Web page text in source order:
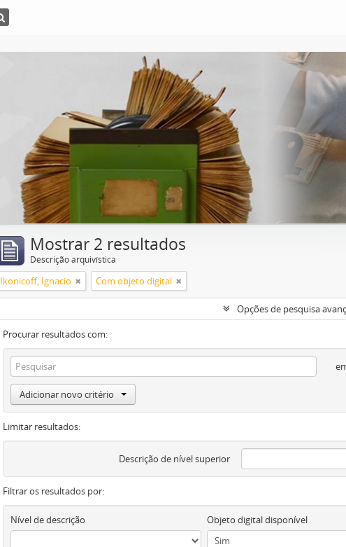
Mostrar 2 resultados
Descrição arquivística
Ikonicoff, Ignacio Com objeto digital
Opções de pesquisa
Procurar resultados com:
Adicionar novo critério
Limitar resultados:
Descrição de nível superior
Filtrar os resultados por:
Nível de descrição Objeto digital disponível